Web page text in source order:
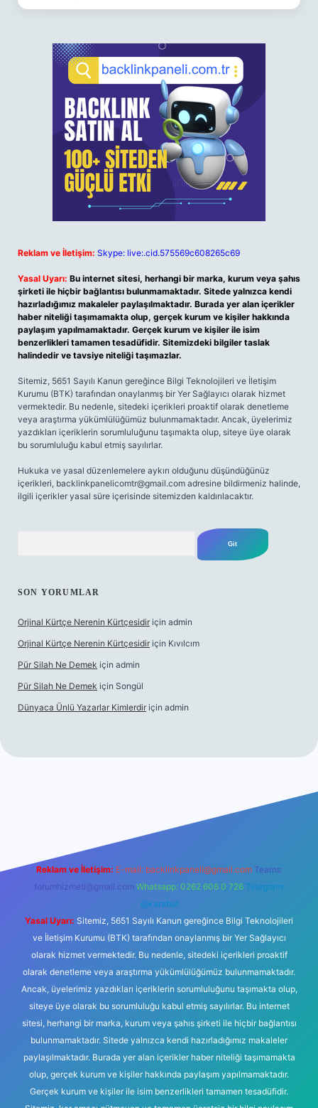
Reklam ve İletişim: Skype: live:.cid.575569c608265c69
Yasal Uyarı: Bu internet sitesi, herhangi bir marka, kurum veya şahıs
şirketi ile hiçbir bağlantısı bulunmamaktadır. Sitede yalnızca kendi
hazırladığımız makaleler paylaşılmaktadır. Burada yer alan içerikler
haber niteliği taşımamakta olup, gerçek kurum ve kişiler hakkında
paylaşım yapılmamaktadır. Gerçek kurum ve kişiler ile isim
benzerlikleri tamamen tesadüfidir. Sitemizdeki bilgiler taslak
halindedir ve tavsiye niteliği taşımazlar.
Sitemiz, 5651 Sayılı Kanun gereğince Bilgi Teknolojileri ve İletişim
Kurumu (BTK) tarafından onaylanmış bir Yer Sağlayıcı olarak hizmet
vermektedir. Bu nedenle, sitedeki içerikleri proaktif olarak denetleme
veya araştırma yükümlülüğümüz bulunmamaktadır. Ancak, üyelerimiz
yazdıkları içeriklerin sorumluluğunu taşımakta olup, siteye üye olarak
bu sorumluluğu kabul etmiş sayılırlar.
Hukuka ve yasal düzenlemelere aykırı olduğunu düşündüğünüz
içerikleri, backlinkpanelicomtr@gmail.com adresine bildirmeniz halinde,
ilgili içerikler yasal süre içerisinde sitemizden kaldırılacaktır.
SON YORUMLAR
Orjinal Kürtçe Nerenin Kürtçesidir için admin
Orjinal Kürtçe Nerenin Kürtçesidir için Kıvılcım
Pür Silah Ne Demek için admin
Pür Silah Ne Demek için Songül
Dünyaca Ünlü Yazarlar Kimlerdir için admin
Reklam ve İletişim: E-mail: backlinkpaneli@gmail.com Teams:
forumhizmeti@gmail.com Whatsapp: 0262 606 0 726 Telegram:
@karabul
Yasal Uyarı: Sitemiz, 5651 Sayılı Kanun gereğince Bilgi Teknolojileri
ve İletişim Kurumu (BTK) tarafından onaylanmış bir Yer Sağlayıcı
olarak hizmet vermektedir. Bu nedenle, sitedeki içerikleri proaktif
olarak denetleme veya araştırma yükümlülüğümüz bulunmamaktadır.
Ancak, üyelerimiz yazdıkları içeriklerin sorumluluğunu taşımakta olup,
siteye üye olarak bu sorumluluğu kabul etmiş sayılırlar. Bu internet
sitesi, herhangi bir marka, kurum veya şahıs şirketi ile hiçbir bağlantısı
bulunmamaktadır. Sitede yalnızca kendi hazırladığımız makaleler
paylaşılmaktadır. Burada yer alan içerikler haber niteliği taşımamakta
olup, gerçek kurum ve kişiler hakkında paylaşım yapılmamaktadır.
Gerçek kurum ve kişiler ile isim benzerlikleri tamamen tesadüfidir.